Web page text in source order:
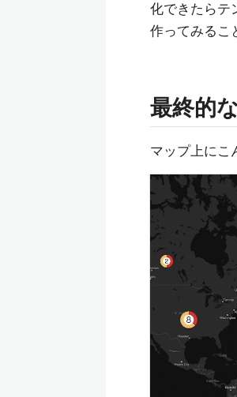
化できたらテ
作ってみるこ
最終的
マップ上にこ